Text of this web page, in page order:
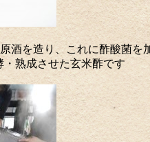
酒を造り、これに酢酸菌を
熟成させた玄米酢です